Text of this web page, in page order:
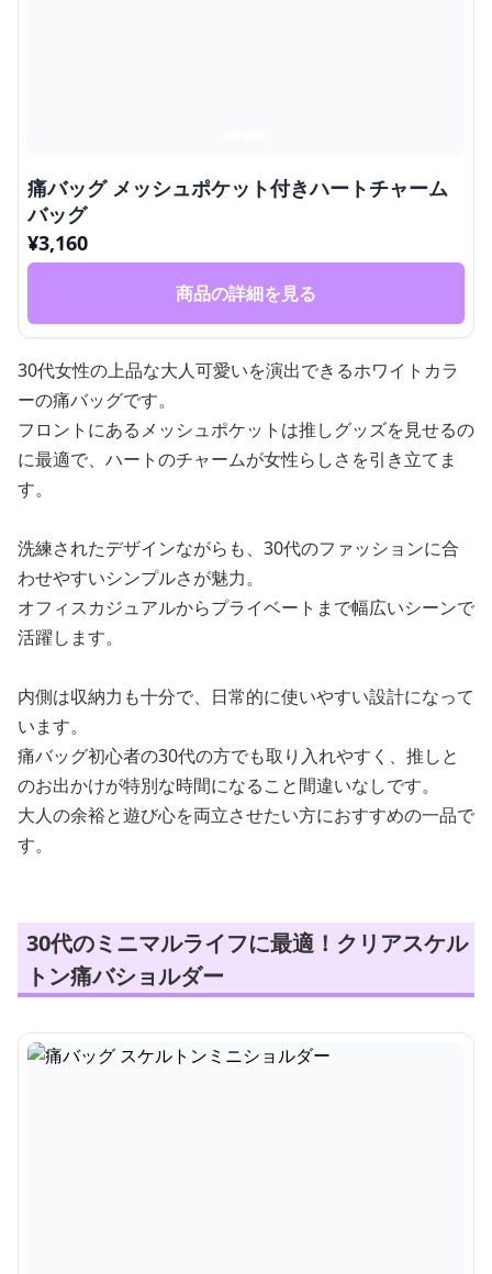
痛バッグ メッシュポケット付きハートチャーム
バッグ
¥3,160
商品の詳細を見る
30代女性の上品な大人可愛いを演出できるホワイトカラ
ーの痛バッグです。
フロントにあるメッシュポケットは推しグッズを見せるの
に最適で、ハートのチャームが女性らしさを引き立てま
す。
洗練されたデザインながらも、30代のファッションに合
わせやすいシンプルさが魅力。
オフィスカジュアルからプライベートまで幅広いシーンで
活躍します。
内側は収納力も十分で、日常的に使いやすい設計になって
います。
痛バッグ初心者の30代の方でも取り入れやすく、推しと
のお出かけが特別な時間になること間違いなしです。
大人の余裕と遊び心を両立させたい方におすすめの一品で
す。
30代のミニマルライフに最適！クリアスケル
トン痛バショルダー